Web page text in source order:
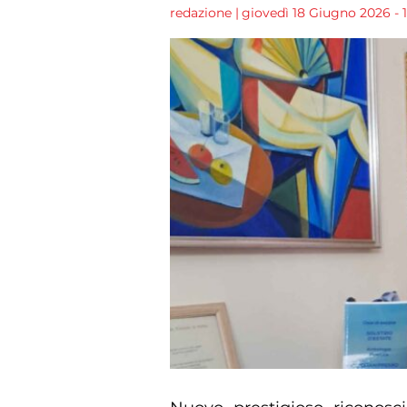
redazione | giovedì 18 Giugno 2026 -